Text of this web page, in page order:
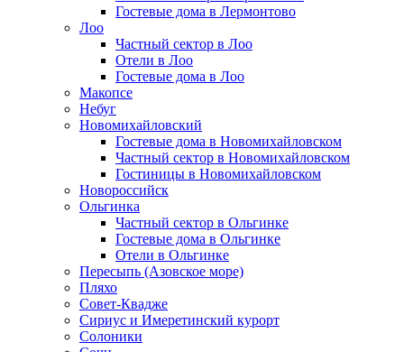
Гостевые дома в Лермонтово
Лоо
Частный сектор в Лоо
Отели в Лоо
Гостевые дома в Лоо
Макопсе
Небуг
Новомихайловский
Гостевые дома в Новомихайловском
Частный сектор в Новомихайловском
Гостиницы в Новомихайловском
Новороссийск
Ольгинка
Частный сектор в Ольгинке
Гостевые дома в Ольгинке
Отели в Ольгинке
Пересыпь (Азовское море)
Пляхо
Совет-Квадже
Сириус и Имеретинский курорт
Солоники